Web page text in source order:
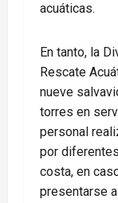
acuáticas.
En tanto, la
Rescate
nueve
torres en
personal
por
costa, en
presentarse